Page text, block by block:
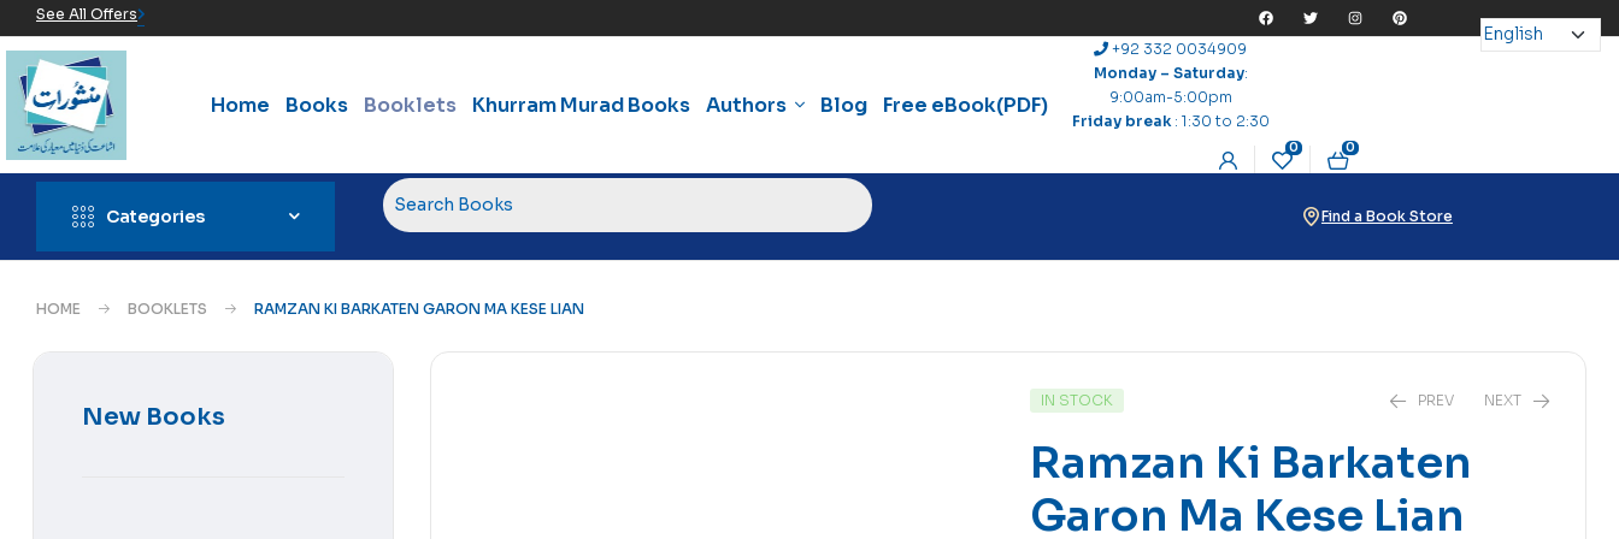
See All Offers
Home Books Booklets Khurram Murad Books Authors Blog Free eBook(PDF)
+92 332 0034909
Monday – Saturday:
9:00am-5:00pm
Friday break: 1:30 to 2:30
0 0
Categories Find a Book Store
HOME BOOKLETS RAMZAN KI BARKATEN GARON MA KESE LIAN
IN STOCK PREV
16
NEXT
27
Ramzan Ki Barkaten
Garon Ma Kese Lian
New Books